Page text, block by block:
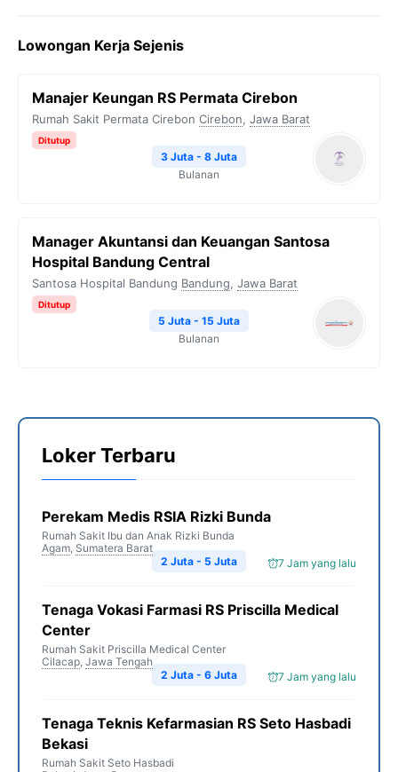
e
o
o
t
e
e
r
t
A
y
i
k
Lowongan Kerja Sejenis
Manajer Keungan RS Permata Cirebon
Rumah Sakit Permata Cirebon Cirebon, Jawa Barat
Ditutup
3 Juta - 8 Juta
Bulanan
Manager Akuntansi dan Keuangan Santosa
Hospital Bandung Central
Santosa Hospital Bandung Bandung, Jawa Barat
Ditutup
5 Juta - 15 Juta
Bulanan
Loker Terbaru
Perekam Medis RSIA Rizki Bunda
Rumah Sakit Ibu dan Anak Rizki Bunda
Agam, Sumatera Barat
7 Jam yang lalu
2 Juta - 5 Juta
Tenaga Vokasi Farmasi RS Priscilla Medical
Center
Rumah Sakit Priscilla Medical Center
Cilacap, Jawa Tengah
7 Jam yang lalu
2 Juta - 6 Juta
Tenaga Teknis Kefarmasian RS Seto Hasbadi
Bekasi
Rumah Sakit Seto Hasbadi